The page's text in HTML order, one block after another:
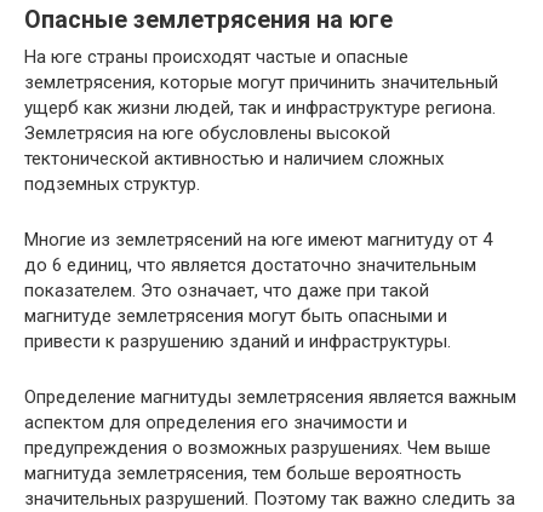
Опасные землетрясения на юге
На юге страны происходят частые и опасные
землетрясения, которые могут причинить значительный
ущерб как жизни людей, так и инфраструктуре региона.
Землетрясия на юге обусловлены высокой
тектонической активностью и наличием сложных
подземных структур.
Многие из землетрясений на юге имеют магнитуду от 4
до 6 единиц, что является достаточно значительным
показателем. Это означает, что даже при такой
магнитуде землетрясения могут быть опасными и
привести к разрушению зданий и инфраструктуры.
Определение магнитуды землетрясения является важным
аспектом для определения его значимости и
предупреждения о возможных разрушениях. Чем выше
магнитуда землетрясения, тем больше вероятность
значительных разрушений. Поэтому так важно следить за